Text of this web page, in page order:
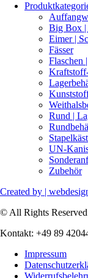
Big Box |
Eimer |
Fässer
Flaschen
Rund |
UN-
Zubehör
Created by |
© All Rights
Kontakt: +49 89
Impressum